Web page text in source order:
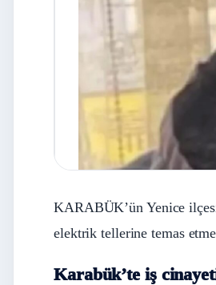
KARABÜK’ün Yenice
elektrik tellerine temas
Karabük’te iş